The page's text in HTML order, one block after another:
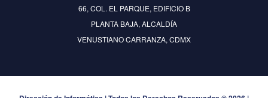
66, COL. EL PARQUE, EDIFICIO B
PLANTA BAJA, ALCALDÍA
VENUSTIANO CARRANZA, CDMX